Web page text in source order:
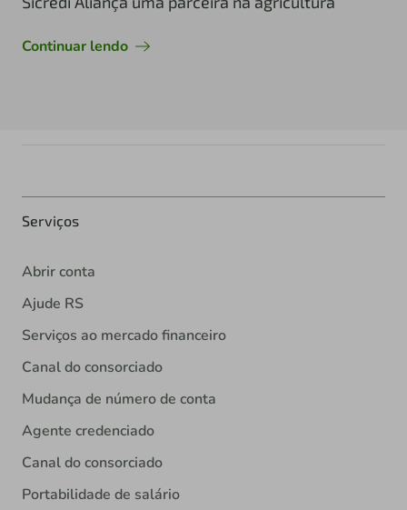
Continuar lendo
Serviços
Abrir conta
Ajude RS
Serviços ao mercado financeiro
Canal do consorciado
Mudança de número de conta
Agente credenciado
Canal do consorciado
Portabilidade de salário